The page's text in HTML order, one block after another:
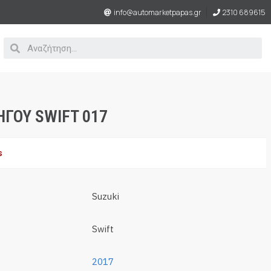
info@automarketpapas.gr 2310 689615
SWIFT 017
Suzuki
Swift
2017